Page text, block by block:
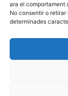
ara el comportament
No consentir o
determinades